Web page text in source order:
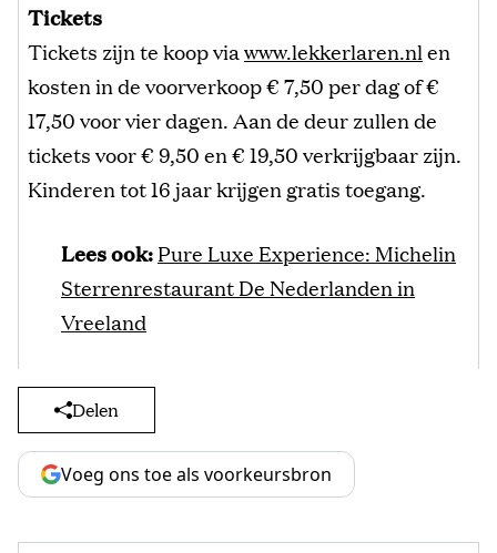
Tickets
Tickets zijn te koop viawww.lekkerlaren.nlen
kosten in de voorverkoop € 7,50 per dag of €
17,50 voor vier dagen. Aan de deur zullen de
tickets voor € 9,50 en € 19,50 verkrijgbaar zijn.
Kinderen tot 16 jaar krijgen gratis toegang.
Lees ook:Pure Luxe Experience: Michelin
Sterrenrestaurant De Nederlanden in
Vreeland
Delen
Voeg ons toe als voorkeursbron